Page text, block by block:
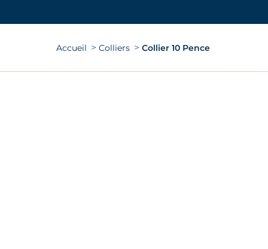
Vous êtes ici :
Accueil Colliers Collier 10 Pence